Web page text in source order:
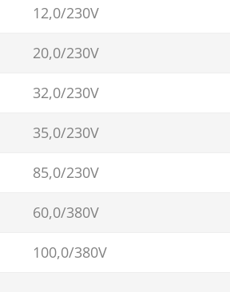
12,0/230V
20,0/230V
32,0/230V
35,0/230V
85,0/230V
60,0/380V
100,0/380V